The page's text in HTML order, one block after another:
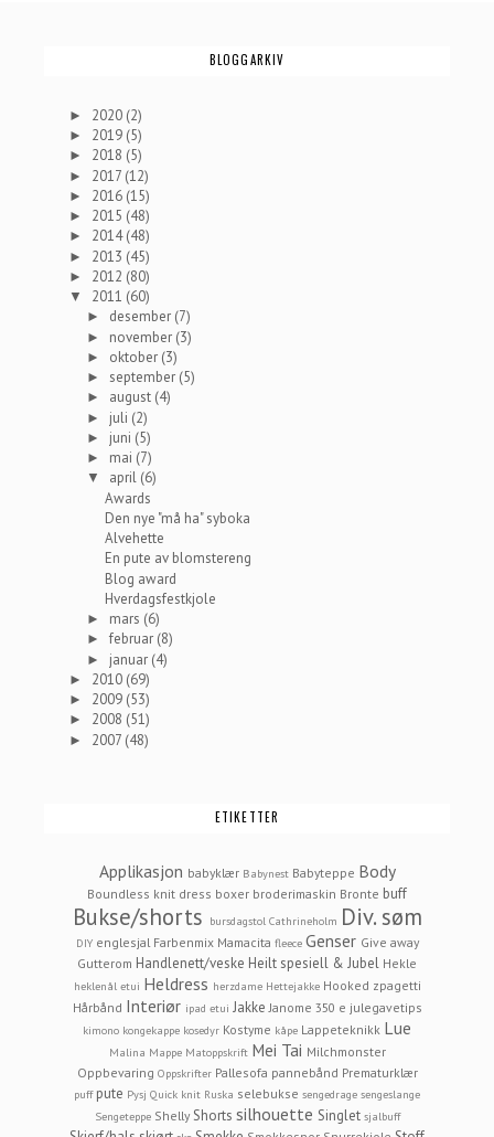
BLOGGARKIV
► 2020 (2)
► 2019 (5)
► 2018 (5)
► 2017 (12)
► 2016 (15)
► 2015 (48)
► 2014(48)
► 2013 (45)
► 2012 (80)
▼ 2011 (60)
► desember (7)
► november (3)
► oktober (3)
►september (5)
► august (4)
► juli (2)
► juni (5)
► mai (7)
▼ april (6)
Awards
Den nye "må ha" syboka
Alvehette
En pute av blomstereng
Blog award
Hverdagsfestkjole
► mars (6)
►februar (8)
► januar (4)
► 2010 (69)
► 2009 (53)
► 2008 (51)
► 2007 (48)
ETIKETTER
Applikasjon babyklær Babynest Babyteppe Body
Boundless knit dress boxer broderimaskin Bronte buff
Bukse/shorts bursdagstol Cathrineholm Div. søm
DIY englesjal Farbenmix Mamacita fleece Genser Give away
Gutterom Handlenett/veske Heilt spesiell & Jubel Hekle
heklenål etui Heldress herzdame Hettejakke Hooked zpagetti
Hårbånd Interiør ipad etui Jakke Janome 350 e julegavetips
kimono kongekappe kosedyr Kostyme kåpe Lappeteknikk Lue
Malina Mappe Matoppskrift Mei Tai Milchmonster
Oppbevaring Oppskrifter Pallesofa pannebånd Prematurklær
puff pute Pysj Quick knit Ruska selebukse sengedrage sengeslange
Sengeteppe Shelly Shorts silhouette Singlet sjalbuff